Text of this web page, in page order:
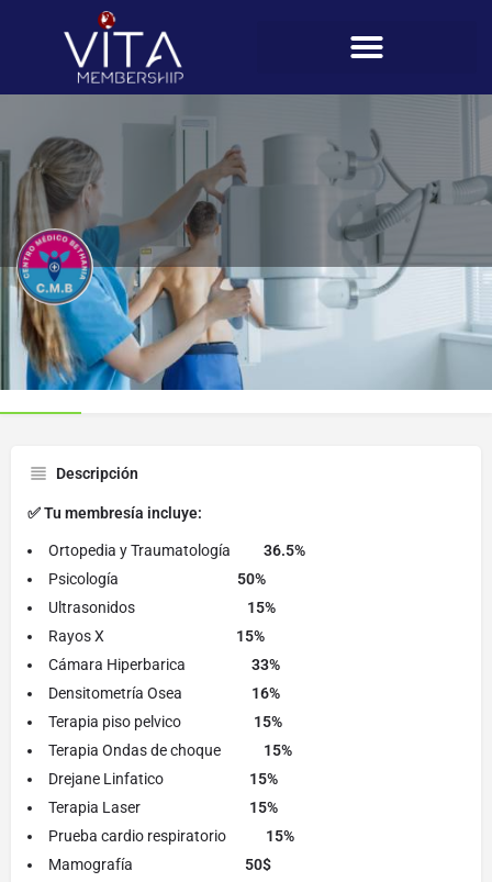
Centro Médico Deportivo
Perfil
Descripción
✅ Tu membresía incluye:
Ortopedia y Traumatología
36.5%
Psicología
50%
Ultrasonidos
15%
Rayos X
15%
Cámara Hiperbarica 33%
Densitometría Osea 16%
Terapia piso pelvico 15%
Terapia Ondas de choque
15%
Drejane Linfatico 15%
Terapia Laser
15%
Prueba cardio respiratorio
15%
Mamografía
50$